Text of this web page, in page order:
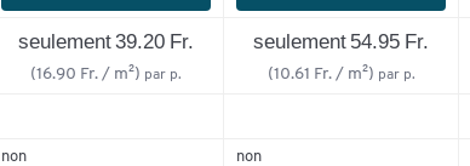
seulement 39.20 Fr.
(16.90 Fr. / m²) par p.
seulement 54.95 Fr.
(10.61 Fr. / m²) par p.
non non